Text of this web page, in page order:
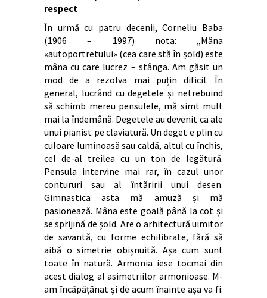
respect
În urmă cu patru decenii, Corneliu Baba
(1906 – 1997) nota: „Mâna
«autoportretului» (cea care stă în șold) este
mâna cu care lucrez – stânga. Am găsit un
mod de a rezolva mai puțin dificil. În
general, lucrând cu degetele și netrebuind
să schimb mereu pensulele, mă simt mult
mai la îndemână. Degetele au devenit ca ale
unui pianist pe claviatură. Un deget e plin cu
culoare luminoasă sau caldă, altul cu închis,
cel de-al treilea cu un ton de legătură.
Pensula intervine mai rar, în cazul unor
contururi sau al întăririi unui desen.
Gimnastica asta mă amuză și mă
pasionează. Mâna este goală până la cot și
se sprijină de șold. Are o arhitectură uimitor
de savantă, cu forme echilibrate, fără să
aibă o simetrie obișnuită. Așa cum sunt
toate în natură. Armonia iese tocmai din
acest dialog al asimetriilor armonioase. M-
am încăpățânat și de acum înainte așa va fi: